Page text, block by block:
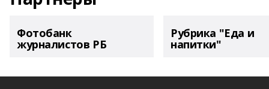
Фотобанк
журналистов РБ
Рубрика "Еда и
напитки"